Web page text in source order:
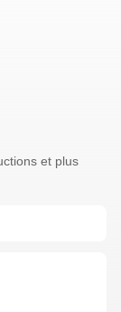
et plus